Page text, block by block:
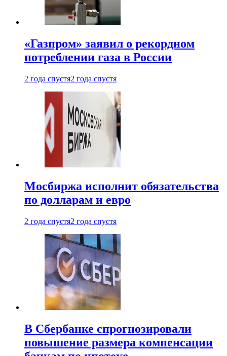
«Газпром» заявил о рекордном
потреблении газа в России
2 года спустя2 года спустя
Мосбиржа исполнит обязательства
по долларам и евро
2 года спустя2 года спустя
В Сбербанке спрогнозировали
повышение размера компенсации